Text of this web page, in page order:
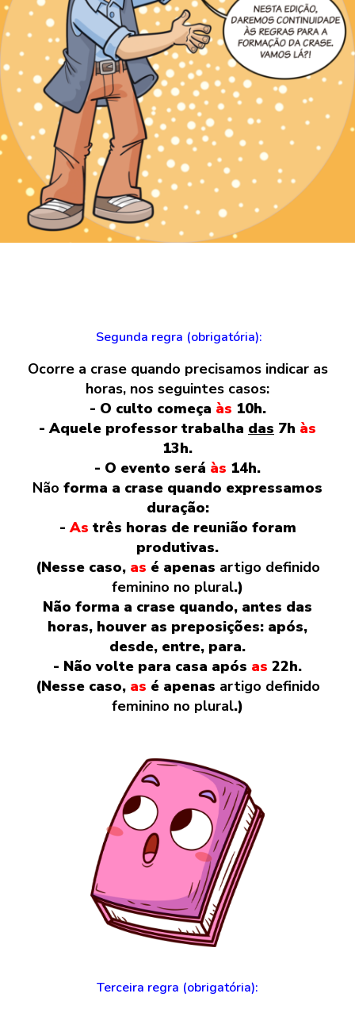
Segunda regra (obrigatória):
Ocorre a crase quando precisamos indicar as
horas, nos seguintes casos:
- O culto começa às 10h.
- Aquele professor trabalha das 7h às
13h.
- O evento será às 14h.
Não forma a crase quando expressamos
duração:
-As três horas de reunião foram
produtivas.
(Nesse caso, as é apenas artigo definido
feminino no plural.)
Não forma a crase quando, antes das
horas, houver as preposições: após,
desde, entre, para.
- Não volte para casa após as 22h.
(Nesse caso, as é apenas artigo definido
feminino no plural.)
Terceira regra (obrigatória):